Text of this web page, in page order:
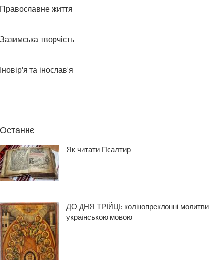
Православне життя
Зазимська творчість
Іновір'я та інослав'я
Останнє
Як читати Псалтир
ДО ДНЯ ТРІЙЦІ: колінопреклонні молитви
українською мовою